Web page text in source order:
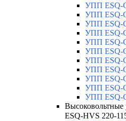
УПП ESQ-
УПП ESQ-
УПП ESQ-
УПП ESQ-
УПП ESQ-
УПП ESQ-
УПП ESQ-
УПП ESQ-
УПП ESQ-
УПП ESQ-
УПП ESQ-
Высоковольтные
ESQ-HVS 220-